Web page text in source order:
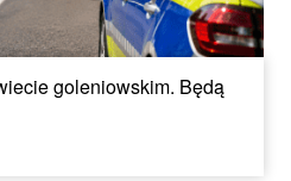
goleniowskim. Będą